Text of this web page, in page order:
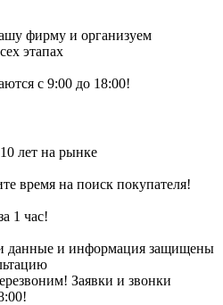
фирму и организуем
этапах
с 9:00 до 18:00!
лет на рынке
время на поиск покупателя!
1 час!
данные и информация защищены
Заявки и звонки